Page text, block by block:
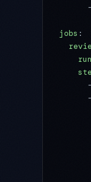
jobs :